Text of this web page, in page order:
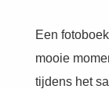
Een
mooie
tijdens het